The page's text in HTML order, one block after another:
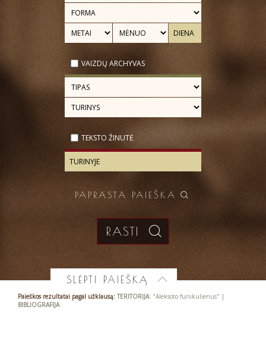
VAIZDŲ ARCHYVAS
TEKSTO ŽINUTĖ
PAPRASTA PAIEŠKA
SLĖPTI PAIEŠKĄ
Paieškos rezultatai pagal užklausą: TERITORIJA: "Aleksoto funikulierius" |
BIBLIOGRAFIJA